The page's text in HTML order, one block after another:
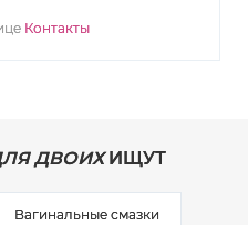
Контакты
ДВОИХИЩУТ
Вагинальные смазки